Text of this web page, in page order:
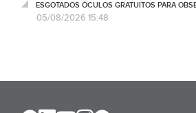
ESGOTADOS ÓCULOS GRATUITOS PARA
05/08/2026 15:48